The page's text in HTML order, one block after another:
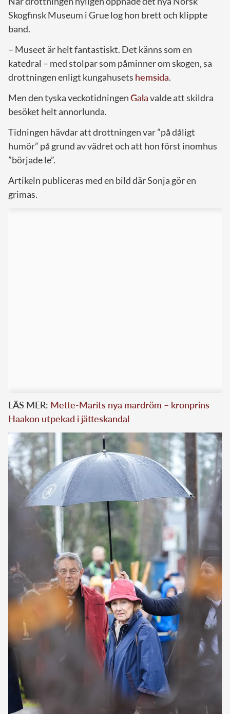
Skogfinsk Museum i Grue log hon brett och klippte
band.
– Museet är helt fantastiskt. Det känns som en
katedral – med stolpar som påminner om skogen, sa
drottningen enligt kungahusets hemsida.
Men den tyska veckotidningenGalavalde att skildra
besöket helt annorlunda.
Tidningen hävdar att drottningen var ”på dåligt
humör” på grund av vädret och att hon först inomhus
”började le”.
Artikeln publiceras med en bild där Sonja gör en
grimas.
LÄS MER: Mette-Marits nya mardröm – kronprins
Haakon utpekad i jätteskandal